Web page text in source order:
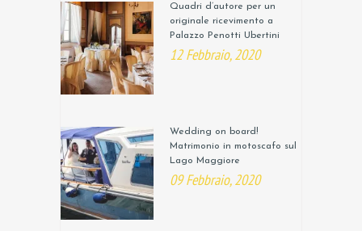
Quadri d’autore per un
originale ricevimento a
Palazzo Penotti Ubertini
12 Febbraio, 2020
Wedding on board!
Matrimonio in motoscafo sul
Lago Maggiore
09 Febbraio, 2020